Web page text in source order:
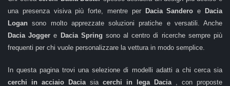
una presenza visiva più forte, mentre per
Dacia Sanderoe
Dacia
Logansono molto apprezzate soluzioni pratiche e versatili. Anche
Dacia Joggere Dacia Spring sono al centro di ricerche sempre più
frequenti per chi vuole personalizzare la vettura in modo semplice.
In questa pagina trovi una selezione di modelli adatti a chi cerca sia
cerchi in acciaio Dacia sia cerchi in lega Dacia , con proposte